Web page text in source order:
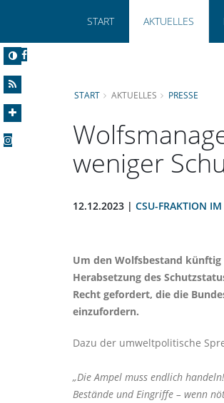
START AKTUELLES
START AKTUELLES PRESSE
weniger
12.12.2023 | CSU-FRAKTION
Um den Wolfsbestand
Herabsetzung des
Recht gefordert, die die
einzufordern.
Dazu der umweltpolitische
Die Ampel muss endlich
Bestände und Eingriffe – wenn